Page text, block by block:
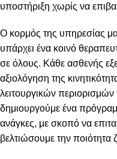
υποστήριξη χωρίς να
Ο κορμός της υπηρεσίας
υπάρχει ένα κοινό
σε όλους. Κάθε ασθενής
αξιολόγηση της
λειτουργικών περιορισμών
δημιουργούμε ένα
ανάγκες, με σκοπό να
βελτιώσουμε την ποιότητα